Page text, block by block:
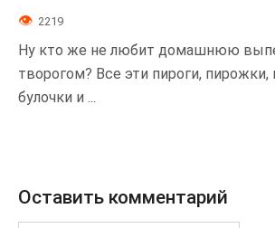
2219
Ну кто же не любит домашнюю
творогом? Все эти пироги, пирожки,
булочки и ...
Оставить комментарий